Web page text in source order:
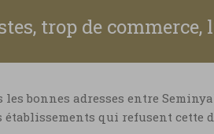
trop de commerce,
bonnes adresses entre
établissements qui refusent cette